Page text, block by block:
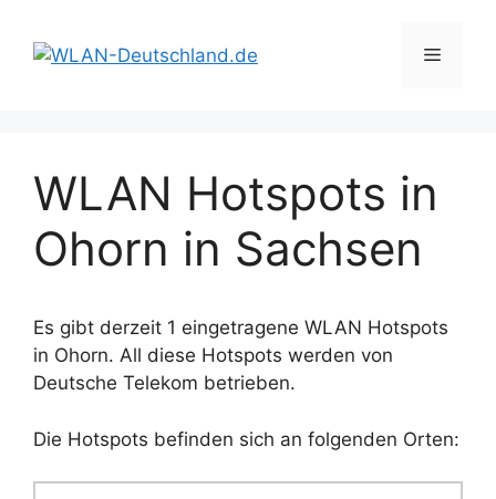
Inhalt
springen
Menü
WLAN Hotspots in
Ohorn in Sachsen
Es gibt derzeit 1 eingetragene WLAN Hotspots
in Ohorn. All diese Hotspots werden von
Deutsche Telekom betrieben.
Die Hotspots befinden sich an folgenden Orten: